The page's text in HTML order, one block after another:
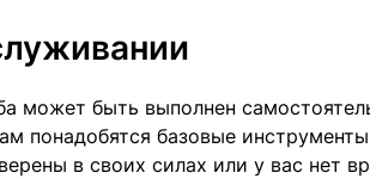
может быть выполнен
понадобятся базовые
в своих силах или у вас нет